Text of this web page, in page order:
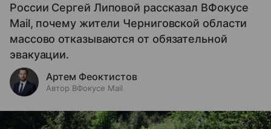
России Сергей Липовой рассказал ВФокусе
Mail, почему жители Черниговской области
массово отказываются от обязательной
эвакуации.
Артем Феоктистов
Автор ВФокусе Mail